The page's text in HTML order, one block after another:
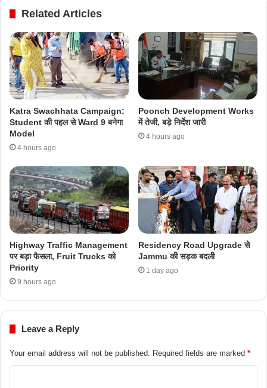
Related Articles
Katra Swachhata Campaign:
Student की पहल से Ward 9 बनेगा
Model
4 hours ago
Poonch Development Works
में तेजी, बड़े निर्देश जारी
4 hours ago
Highway Traffic Management
पर बड़ा फैसला, Fruit Trucks को
Priority
9 hours ago
Residency Road Upgrade से
Jammu की सड़क बदली
1 day ago
Leave a Reply
Your email address will not be published. Required fields are marked *